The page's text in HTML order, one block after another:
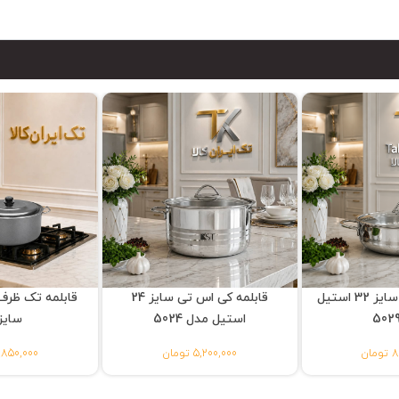
قابلمه تک
سایز
9,850,000
قابلمه کی اس تی سایز 24
استیل مدل 5024
5,200,000 تومان
تابه کی اس تی سایز 32 استیل